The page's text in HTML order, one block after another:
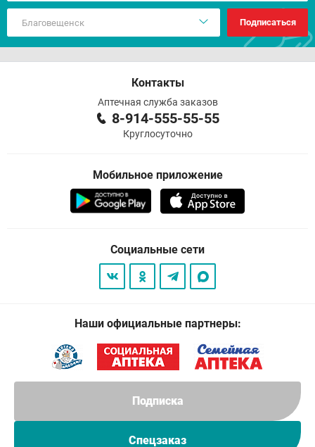
Подписка
Спецзаказ
Подписаться
Контакты
Аптечная служба заказов
8-914-555-55-55
Круглосуточно
Мобильное приложение
Социальные сети
Наши официальные партнеры: